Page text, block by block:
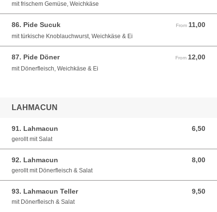
mit frischem Gemüse, Weichkäse
86. Pide Sucuk From 11,00
From 11,00 EUR
mit türkische Knoblauchwurst, Weichkäse & Ei
87. Pide Döner From 12,00
From 12,00 EUR
mit Dönerfleisch, Weichkäse & Ei
LAHMACUN
91. Lahmacun 6,50
6,50 EUR
gerollt mit Salat
92. Lahmacun 8,00
8,00 EUR
gerollt mit Dönerfleisch & Salat
93. Lahmacun Teller 9,50
9,50 EUR
mit Dönerfleisch & Salat